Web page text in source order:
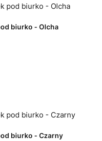
biurko - Olcha
biurko - Czarny